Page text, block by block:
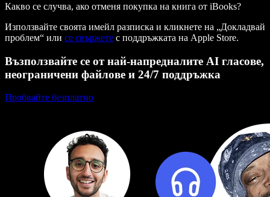
Какво се случва, ако отменя покупка на книга от iBooks?
Използвайте своята имейл разписка и кликнете на „Докладвай
проблем“ или се свържете с поддръжката на Apple Store.
Възползвайте се от най-напредналите AI гласове,
неограничени файлове и 24/7 поддръжка
Пробвайте безплатно